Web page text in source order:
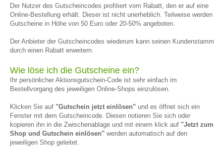
Der Nutzer des Gutscheincodes profitiert vom Rabatt, den er auf eine
Online-Bestellung erhält. Dieser ist nicht unerheblich. Teilweise werden
Gutscheine in Höhe von 50 Euro oder 20-50% angeboten.
Der Anbieter der Gutscheincodes wiederum kann seinen Kundenstamm
durch einen Rabatt erweitern.
Wie löse ich die Gutscheine ein?
Ihr persönlicher Aktionsgutschein-Code ist sehr einfach im
Bestellvorgang des jeweiligen Online-Shops einzulösen.
Klicken Sie auf "Gutschein jetzt einlösen" und es öffnet sich ein
Fenster mit dem Gutscheincode. Diesen notieren Sie sich oder
kopieren ihn in die Zwischenablage und mit einem klick auf "Jetzt zum
Shop und Gutschein einlösen" werden automatisch auf den
jeweiligen Shop geleitet.